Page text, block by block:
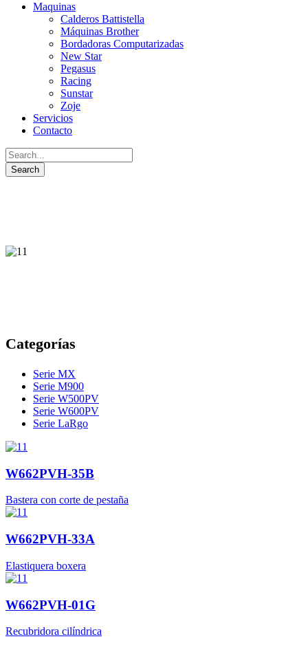
Maquinas
Calderos Battistella
Máquinas Brother
Bordadoras Computarizadas
New Star
Pegasus
Racing
Sunstar
Zoje
Servicios
Contacto
Categorías
Serie MX
Serie M900
Serie W500PV
Serie W600PV
Serie LaRgo
W662PVH-35B
Bastera con corte de pestaña
W662PVH-33A
Elastiquera boxera
W662PVH-01G
Recubridora cilíndrica